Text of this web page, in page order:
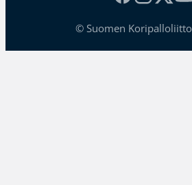
© Suomen